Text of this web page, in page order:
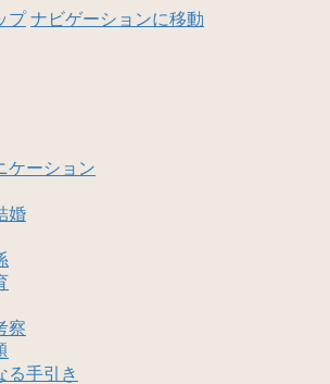
プ ナビゲーションに移動
ケーション
婚
察
る手引き